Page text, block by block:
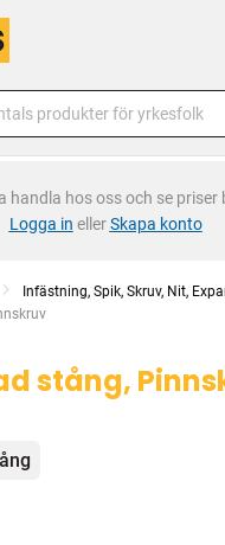
handla hos oss och se priser
Logga in ellerSkapa konto
Infästning, Spik, Skruv, Nit,
stång,